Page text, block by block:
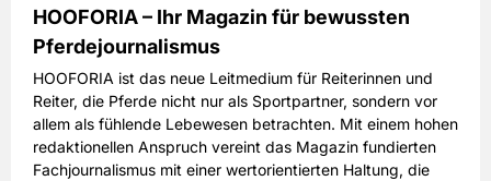
inkl. gesetzl. MwSt. & Versand
Prämie auswählen
Ausgaben:
6 Hefte für je z.Zt. 10,50 EUR
Laufzeit:
6 Monate
PAYBACK:
40 Basispunkte
Preis 63,00 EUR
inkl. gesetzl. MwSt. & Versand
HOOFORIA – Ihr Magazin für bewussten
Pferdejournalismus
HOOFORIA ist das neue Leitmedium für Reiterinnen und
Reiter, die Pferde nicht nur als Sportpartner, sondern vor
allem als fühlende Lebewesen betrachten. Mit einem hohen
redaktionellen Anspruch vereint das Magazin fundierten
Fachjournalismus mit einer wertorientierten Haltung, die